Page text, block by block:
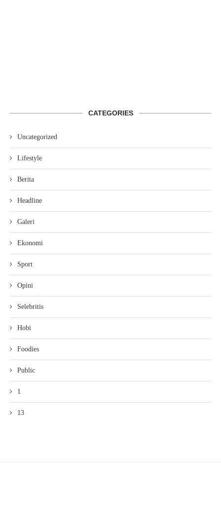
CATEGORIES
Uncategorized
Lifestyle
Berita
Headline
Galeri
Ekonomi
Sport
Opini
Selebritis
Hobi
Foodies
Public
1
13